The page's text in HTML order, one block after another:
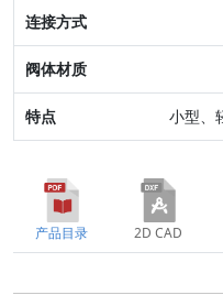
特点
小型、
产品目录 2D CAD